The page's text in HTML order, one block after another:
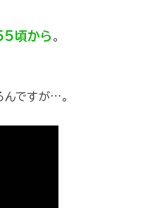
頃から 。
んですが…。